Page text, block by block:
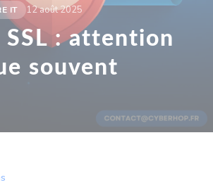
IT 12 août 2025
SSL : attention
souvent